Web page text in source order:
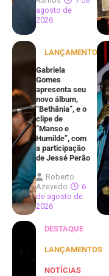
agosto de
2026
LANÇAMENTOS
Gabriela
Gomes
apresenta seu
novo álbum,
“Bethânia”, e o
clipe de
“Manso e
Humilde”, com
a participação
de Jessé Perão
Roberto
Azevedo
6
de agosto de
2026
DESTAQUE
LANÇAMENTOS
NOTÍCIAS